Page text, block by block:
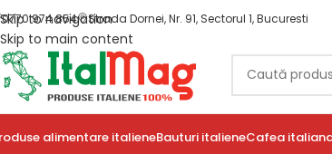
Skip to navigation
Skip to main content
0770 974 854 Strada Dornei, Nr. 91, Sectorul 1, Bucuresti
alimentare italieneBauturi italieneCafea